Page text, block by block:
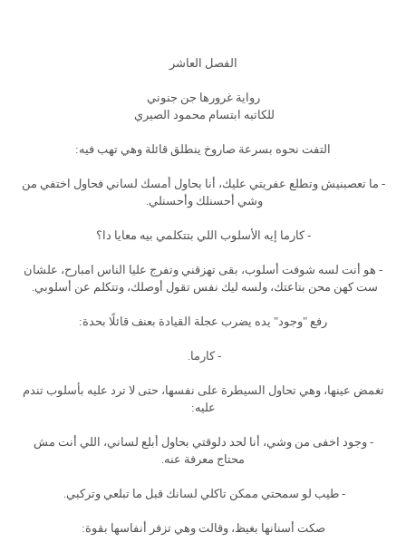
الفصل العاشر
رواية غرورها جن جنوني
للكاتبه ابتسام محمود الصيري
التفت نحوه بسرعة صاروخ ينطلق قائلة وهي تهب فيه:
- ما تعصبنيش وتطلع عفريتي عليك، أنا بحاول أمسك لساني فحاول اختفي من
وشي أحسنلك وأحسنلي.
- كارما إيه الأسلوب اللي بتتكلمي بيه معايا دا؟
- هو أنت لسه شوفت أسلوب، بقى تهزقني وتفرج عليا الناس امبارح، علشان
ست كهن محن بتاعتك، ولسه ليك نفس تقول أوصلك، وتتكلم عن أسلوبي.
رفع "وجود" يده يضرب عجلة القيادة بعنف قائلًا بحدة:
- كارما.
تغمض عينها، وهي تحاول السيطرة على نفسها، حتى لا ترد عليه بأسلوب تندم
عليه:
- وجود اخفى من وشي، أنا لحد دلوقتي بحاول أبلع لساني، اللي أنت مش
محتاج معرفة عنه.
- طيب لو سمحتي ممكن تاكلي لسانك قبل ما تبلعي وتركبي.
صكت أسنانها بغيظ، وقالت وهي تزفر أنفاسها بقوة: